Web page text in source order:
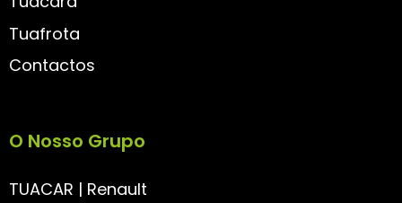
Tuafrota
Contactos
O Nosso Grupo
TUACAR | Renault